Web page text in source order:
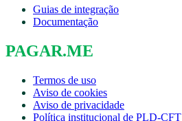
Guias de integração
Documentação
PAGAR.ME
Termos de uso
Aviso de cookies
Aviso de privacidade
Política institucional de PLD-CFT